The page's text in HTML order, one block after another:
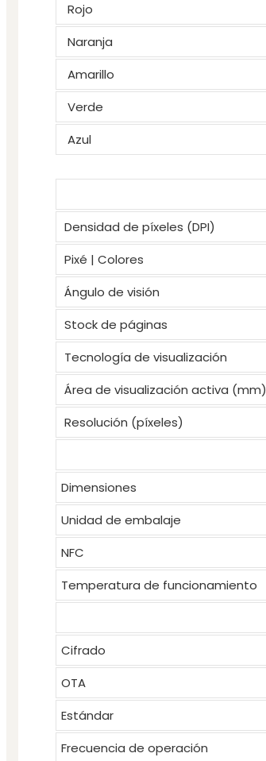
Rojo
Naranja
Amarillo
Verde
Azul
Densidad de píxeles (DPI)
Pixé | Colores
Ángulo de visión
Stock de páginas
Tecnología de visualización
Área de visualización activa (mm)
Resolución (píxeles)
Dimensiones
Unidad de embalaje
NFC
Temperatura de funcionamiento
Cifrado
OTA
Estándar
Frecuencia de operación